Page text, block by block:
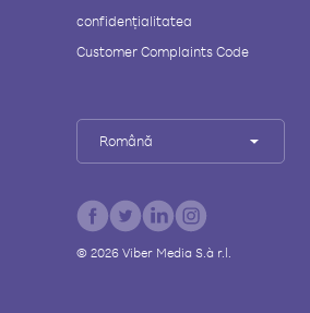
confidențialitatea
Customer Complaints Code
Română
© 2026Viber Media S.à r.l.